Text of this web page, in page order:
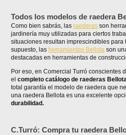
Todos los modelos de raedera
Como bien sabrás, lasraederas son
jardinería muy utilizadas para ciertos
situaciones resultan imprescindibles para
supuesto, las herramientas Bellota son
destacadas en herramientas de
Por eso, en Comercial Turró conscientes
elcompleto catálogo de raederas
total garantía el modelo de raedera que
una raedera Bellota es una excelente
durabilidad.
C.Turró: Compra tu raedera